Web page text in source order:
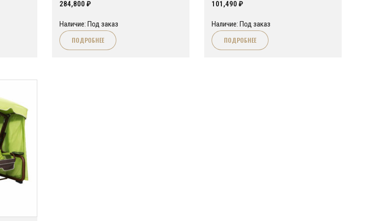
284,800 ₽
Наличие: Под заказ
ПОДРОБНЕЕ
101,490 ₽
Наличие: Под заказ
ПОДРОБНЕЕ